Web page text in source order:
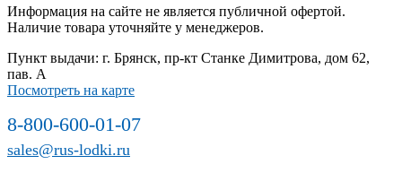
Информация на сайте не является публичной офертой.
Наличие товара уточняйте у менеджеров.
Пункт выдачи: г. Брянск, пр-кт Станке Димитрова, дом 62,
пав. А
Посмотреть на карте
8-800-600-01-07
sales@rus-lodki.ru